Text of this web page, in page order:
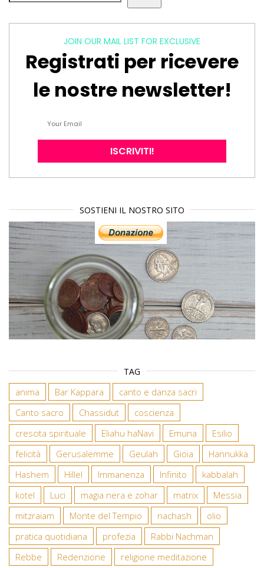
JOIN OUR MAIL LIST FOR EXCLUSIVE
Registrati per ricevere
le nostre newsletter!
SOSTIENI IL NOSTRO SITO
TAG
anima Bar Kappara
canto e danza sacri
Canto sacro
Chassidut
coscienza
crescita spirituale
Eliahu haNavi Emuna
Esilio
felicità
Gerusalemme Geulah Gioia
Hannukka
Hashem
Hillel Immanenza Infinito
kabbalah
kotel
Luci magia nera e zohar matrix
Messia
mitzraiam
Monte del Tempio nachash
olio
pratica quotidiana
profezia
Rabbi Nachman
Rebbe
Redenzione
religione meditazione